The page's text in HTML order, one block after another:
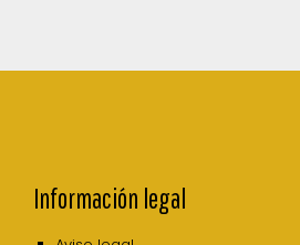
Información legal